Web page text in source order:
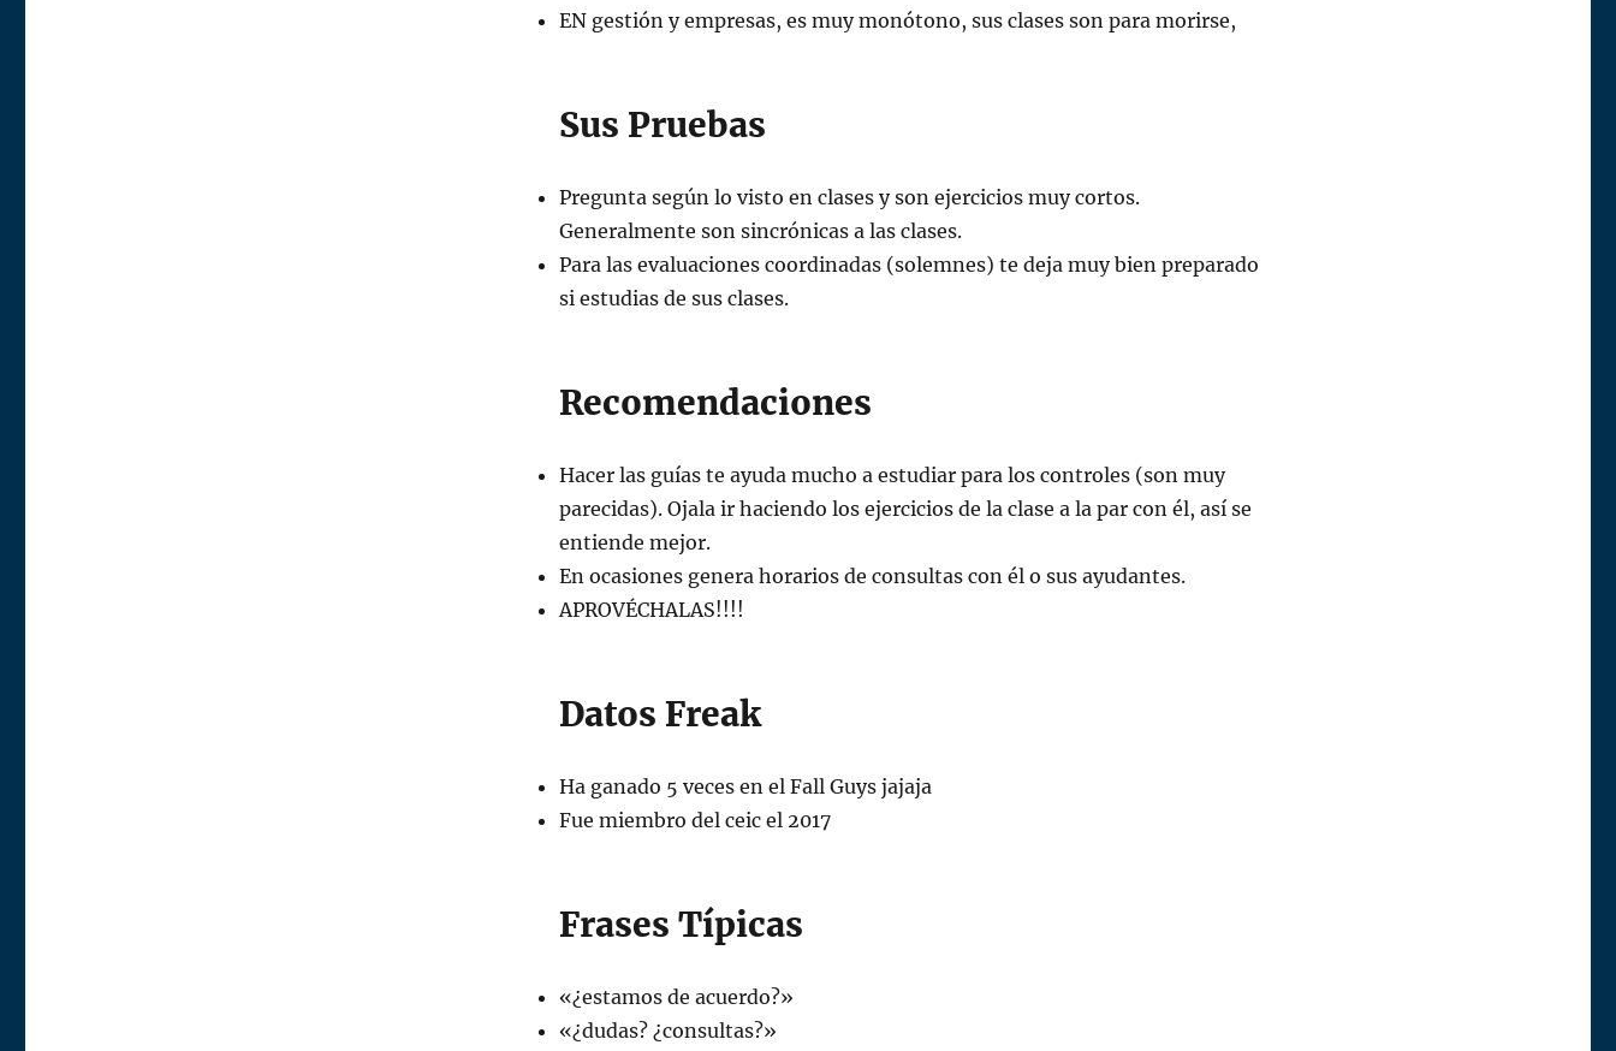
EN gestión y empresas, es muy monótono, sus clases son para morirse,
Sus Pruebas
Pregunta según lo visto en clases y son ejercicios muy cortos.
Generalmente son sincrónicas a las clases.
Para las evaluaciones coordinadas (solemnes) te deja muy bien preparado
si estudias de sus clases.
Recomendaciones
Hacer las guías te ayuda mucho a estudiar para los controles (son muy
parecidas). Ojala ir haciendo los ejercicios de la clase a la par con él, así se
entiende mejor.
En ocasiones genera horarios de consultas con él o sus ayudantes.
APROVÉCHALAS!!!!
Datos Freak
Ha ganado 5 veces en el Fall Guys jajaja
Fue miembro del ceic el 2017
Frases Típicas
«¿estamos de acuerdo?»
«¿dudas? ¿consultas?»